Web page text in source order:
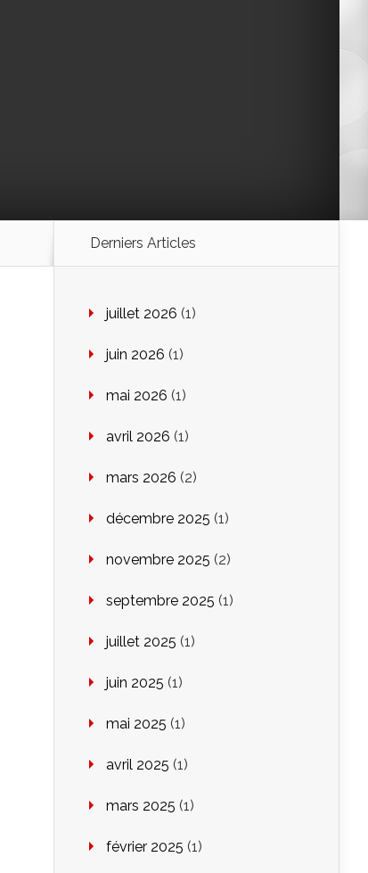
Derniers Articles
juillet 2026 (1)
juin 2026 (1)
mai 2026 (1)
avril 2026 (1)
mars 2026 (2)
décembre 2025 (1)
novembre 2025 (2)
septembre 2025 (1)
juillet 2025 (1)
juin 2025 (1)
mai 2025 (1)
avril 2025 (1)
mars 2025 (1)
février 2025 (1)